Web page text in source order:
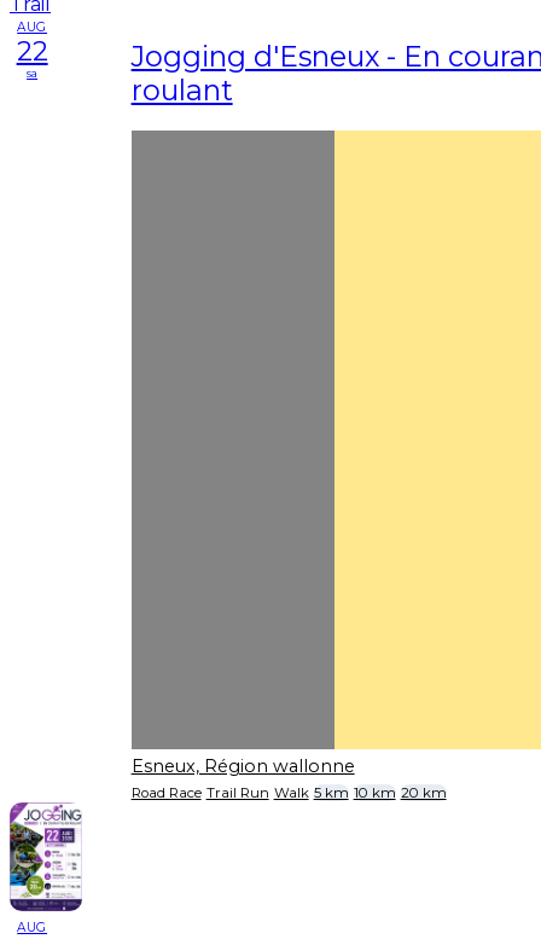
AUG
22
sa
Jogging d'Esneux - En
roulant
Esneux, Région wallonne
Road Race Trail Run Walk 5 km 10 km 20 km
AUG